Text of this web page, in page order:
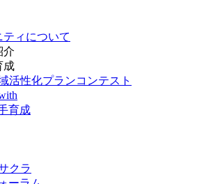
ィについて
介
成
活性化プランコンテスト
育成
クラ